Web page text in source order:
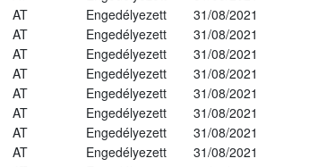
AT Engedélyezett
31/08/2021
AT Engedélyezett
31/08/2021
AT Engedélyezett
31/08/2021
AT Engedélyezett
31/08/2021
AT Engedélyezett
31/08/2021
AT Engedélyezett
31/08/2021
AT Engedélyezett
31/08/2021
AT Engedélyezett
31/08/2021